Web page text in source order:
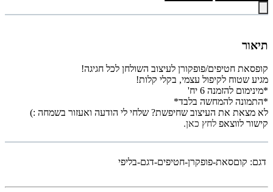
תיאור
קופסאת חטיפים/פופקורן לעיצוב השולחן לכל חגיגה!
מגיע שטוח לקיפול עצמי, בקלי קלות!
*מינימום להזמנה 6 יח'
*התמונה להמחשה בלבד*
לא מצאת את העיצוב שחיפשת? שלחי לי הודעה ואעזור בשמחה :)
קישור לווצאפ לחץ כאן.
דגם: קוםסאת-פופקרן-חטיפים-דגם-בליפי